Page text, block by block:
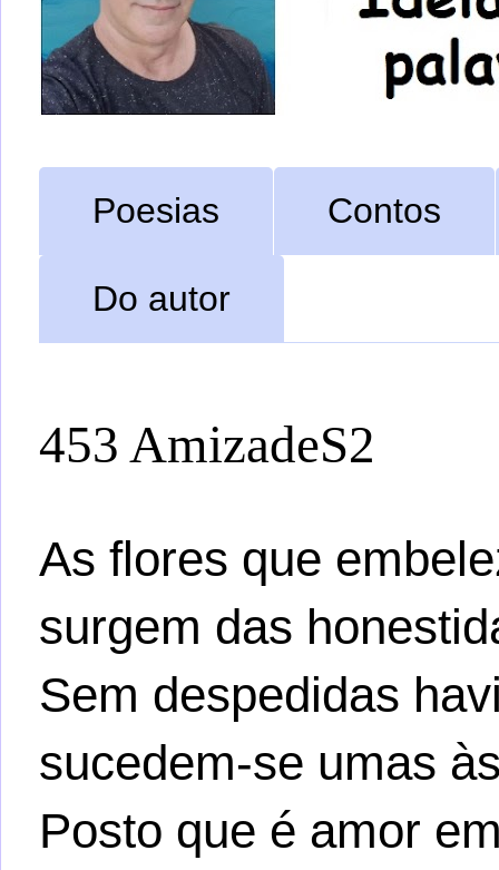
Poesias Contos
Do autor
453 AmizadeS2
As flores que
surgem das
Sem despedidas
sucedem-se umas
Posto que é amor